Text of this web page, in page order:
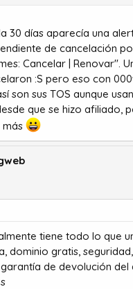
30 días aparecía una
de cancelación
Cancelar | Renovar".
:S pero eso con
son sus TOS aunque
que se hizo afiliado,
tiene todo lo que
dominio gratis,
de devolución del